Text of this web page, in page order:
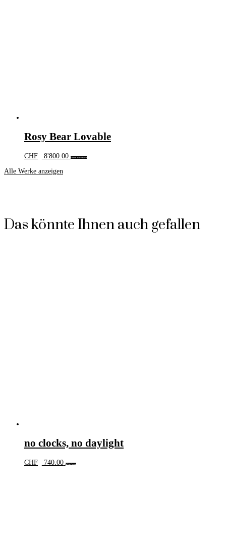
Rosy Bear Lovable
CHF 8'800.00 In den Warenkorb
Alle Werke anzeigen
Das könnte Ihnen auch gefallen
no clocks, no daylight
CHF 740.00 Weiterlesen